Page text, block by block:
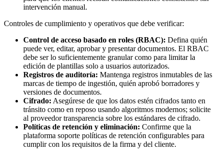
intervención manual.
Controles de cumplimiento y operativos que debe verificar:
Control de acceso basado en roles (RBAC): Defina quién
puede ver, editar, aprobar y presentar documentos. El RBAC
debe ser lo suficientemente granular como para limitar la
edición de plantillas solo a usuarios autorizados.
Registros de auditoría: Mantenga registros inmutables de las
marcas de tiempo de ingestión, quién aprobó borradores y
versiones de documentos.
Cifrado: Asegúrese de que los datos estén cifrados tanto en
tránsito como en reposo usando algoritmos modernos; solicite
al proveedor transparencia sobre los estándares de cifrado.
Políticas de retención y eliminación: Confirme que la
plataforma soporte políticas de retención configurables para
cumplir con los requisitos de la firma y del cliente.